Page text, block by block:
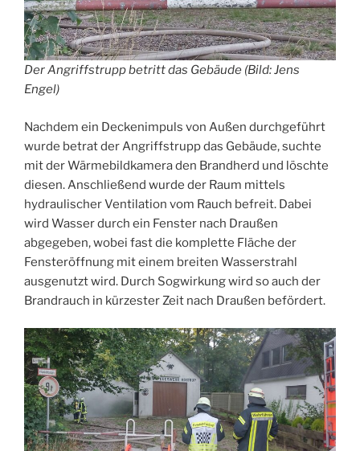
Der Angriffstrupp betritt das Gebäude (Bild: Jens
Engel)
Nachdem ein Deckenimpuls von Außen durchgeführt
wurde betrat der Angriffstrupp das Gebäude, suchte
mit der Wärmebildkamera den Brandherd und löschte
diesen. Anschließend wurde der Raum mittels
hydraulischer Ventilation vom Rauch befreit. Dabei
wird Wasser durch ein Fenster nach Draußen
abgegeben, wobei fast die komplette Fläche der
Fensteröffnung mit einem breiten Wasserstrahl
ausgenutzt wird. Durch Sogwirkung wird so auch der
Brandrauch in kürzester Zeit nach Draußen befördert.